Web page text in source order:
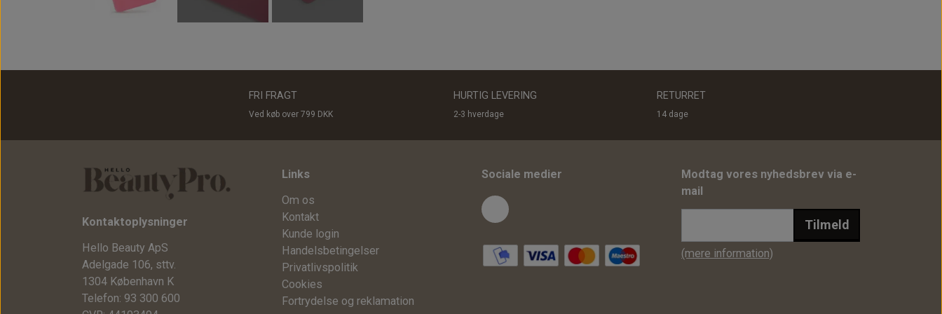
FRI FRAGT
Ved køb over 799 DKK
HURTIG LEVERING
2-3 hverdage
RETURRET
14 dage
Kontaktoplysninger
Hello Beauty ApS
Adelgade 106, sttv.
1304 København K
Telefon: 93 300 600
Links
Om os
Kontakt
Kunde login
Handelsbetingelser
Privatlivspolitik
Cookies
Fortrydelse og reklamation
Sociale medier
Modtag vores nyhedsbrev via e-
mail
Tilmeld
(mere information)